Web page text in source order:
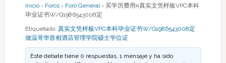
Inicio › Foros › Foro General › 买学历费用¤真实文凭样板VPC本科
毕业证书W/Q1986543008定
Etiquetado: 真实文凭样板VPC本科毕业证书W/Q1986543008定
做温哥华首相酒店管理学院硕士学位证
Este debate tiene 0 respuestas, 1 mensaje y ha sido